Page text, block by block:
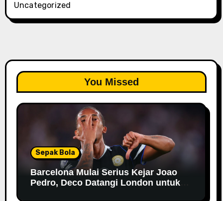
Uncategorized
You Missed
Sepak Bola
Barcelona Mulai Serius Kejar Joao
Pedro, Deco Datangi London untuk